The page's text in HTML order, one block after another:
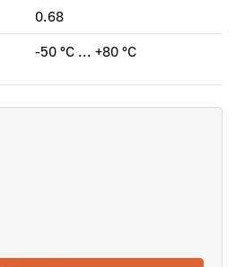
0.68
-50 °С ... +80 °С